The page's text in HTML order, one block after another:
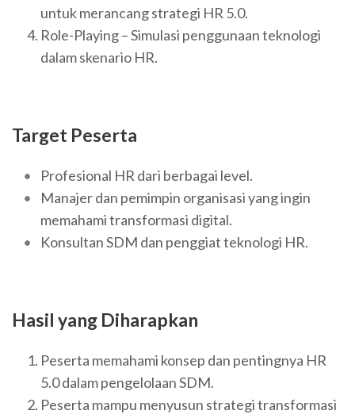
untuk merancang strategi HR 5.0.
Role-Playing – Simulasi penggunaan teknologi
dalam skenario HR.
Target Peserta
Profesional HR dari berbagai level.
Manajer dan pemimpin organisasi yang ingin
memahami transformasi digital.
Konsultan SDM dan penggiat teknologi HR.
Hasil yang Diharapkan
Peserta memahami konsep dan pentingnya HR
5.0 dalam pengelolaan SDM.
Peserta mampu menyusun strategi transformasi